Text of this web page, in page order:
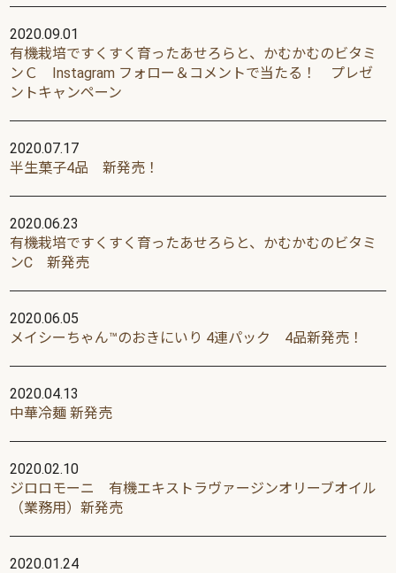
2020.09.01
有機栽培ですくすく育ったあせろらと、かむかむのビタミ
ンＣ Instagram フォロー＆コメントで当たる！ プレゼ
ントキャンペーン
2020.07.17
半生菓子4品 新発売！
2020.06.23
有機栽培ですくすく育ったあせろらと、かむかむのビタミ
ンC 新発売
2020.06.05
メイシーちゃん™のおきにいり 4連パック 4品新発売！
2020.04.13
中華冷麺 新発売
2020.02.10
ジロロモーニ 有機エキストラヴァージンオリーブオイル
（業務用）新発売
2020.01.24